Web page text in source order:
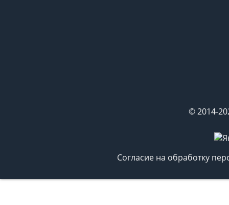
© 2014-
Согласие на обработку